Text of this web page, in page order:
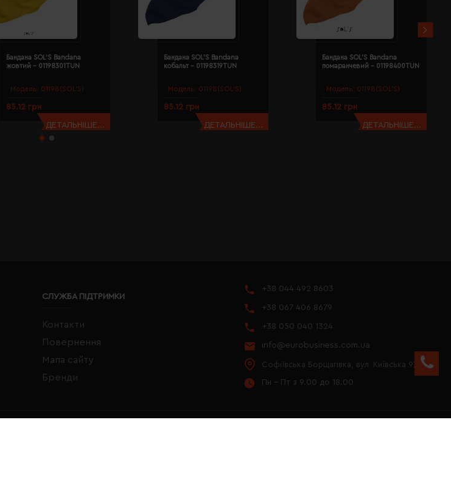
Модель: 01198(SOL’S)
Бандана SOL'S Bandana
жовтий - 01198301TUN
85.12 грн
ДЕТАЛЬНІШЕ...
Модель: 01198(SOL’S)
Бандана SOL'S Bandana
кобальт - 01198319TUN
85.12 грн
ДЕТАЛЬНІШЕ...
Модель: 01198(SOL’S)
Бандана SOL'S Bandana
помаранчевий - 01198400TUN
85.12 грн
ДЕТАЛЬНІШЕ...
СЛУЖБА ПІДТРИМКИ
Контакти
Повернення
Мапа сайту
Бренди
+38 044 492 8603
+38 067 406 8679
+38 050 040 1324
info@eurobusiness.com.ua
Софіївська Борщагівка, вул. Київська 97
Пн - Пт з 9.00 до 18.00